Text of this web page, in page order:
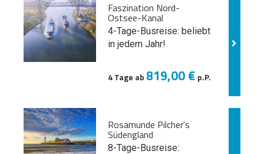
Faszination Nord-
Ostsee-Kanal
4-Tage-Busreise: beliebt
in jedem Jahr!
4 Tage ab 819,00 € p.P.
Rosamunde Pilcher's
Südengland
8-Tage-Busreise: